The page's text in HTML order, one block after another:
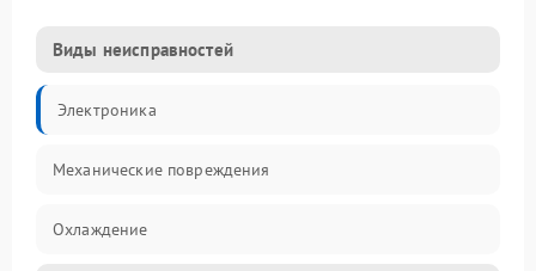
Виды неисправностей
Электроника
Механические повреждения
Охлаждение